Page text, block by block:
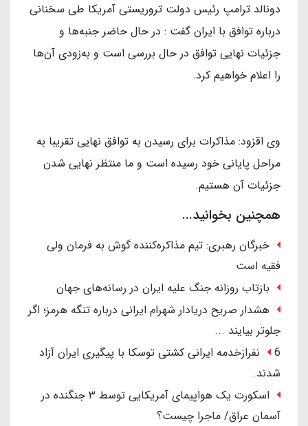
دونالد ترامپ رئیس دولت تروریستی آمریکا طی سخنانی
درباره توافق با ایران گفت : در حال حاضر جنبه‌ها و
جزئیات نهایی توافق در حال بررسی است و به‌زودی آن‌ها
را اعلام خواهیم کرد.
وی اقزود: مذاکرات برای رسیدن به توافق نهایی تقریبا به
مراحل پایانی خود رسیده است و ما منتظر نهایی شدن
جزئیات آن هستیم.
همچنین بخوانید...
خبرگان رهبری: تیم مذاکره‌کننده گوش به فرمان ولی
فقیه است
بازتاب روزانه جنگ علیه ایران در رسانه‌های جهان
هشدار صریح دریادار شهرام ایرانی درباره تنگه هرمز؛ اگر
جلوتر بیایند ...
6 نفرازخدمه ایرانی کشتی توسکا با پیگیری ایران آزاد
شدند.
اسکورت یک هواپیمای آمریکایی توسط ۳ جنگنده در
آسمان عراق/ ماجرا چیست؟